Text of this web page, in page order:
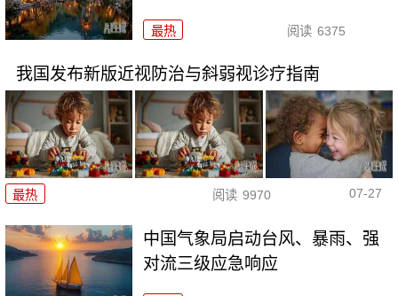
最热 阅读 6375
我国发布新版近视防治与斜弱视诊疗指南
最热 阅读 9970 07-27
中国气象局启动台风、暴雨、强
对流三级应急响应